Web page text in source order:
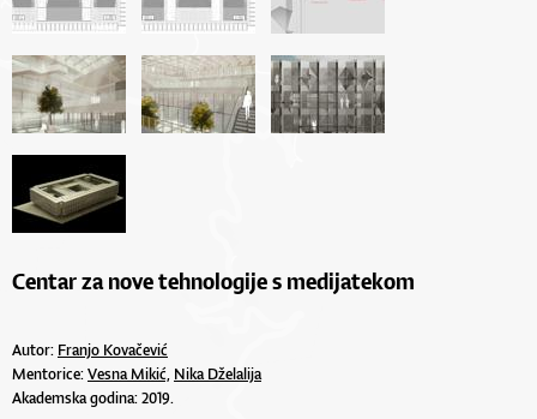
Centar za nove tehnologije s medijatekom
Autor: Franjo Kovačević
Mentorice:Vesna Mikić, Nika Dželalija
Akademska godina: 2019.